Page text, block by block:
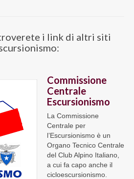
i link di altri siti
Commissione
Centrale
Escursionismo
La Commissione
Centrale per
l’Escursionismo è un
Organo Tecnico Centrale
del Club Alpino Italiano,
a cui fa capo anche il
cicloescursionismo.